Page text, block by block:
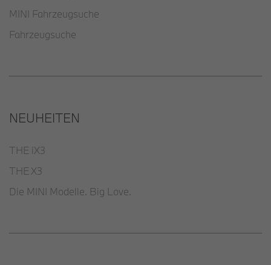
MINI Fahrzeugsuche
Fahrzeugsuche
NEUHEITEN
THE iX3
THE X3
Die MINI Modelle. Big Love.